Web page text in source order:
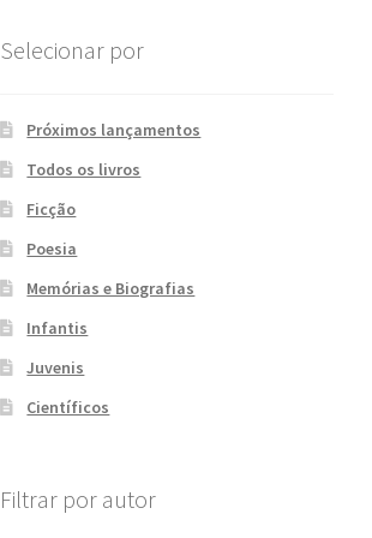
Selecionar por
Próximos lançamentos
Todos os livros
Ficção
Poesia
Memórias e Biografias
Infantis
Juvenis
Científicos
Filtrar por autor